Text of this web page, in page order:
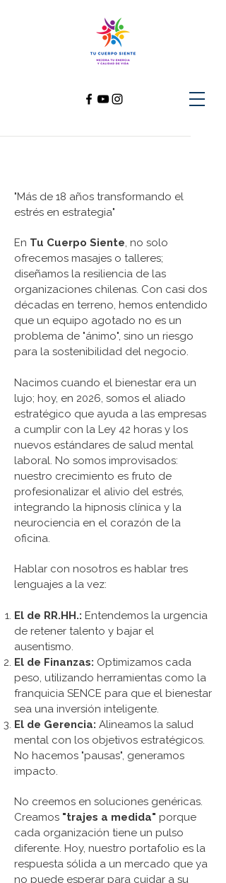
"Más de 18 años transformando el
estrés en estrategia"
En Tu Cuerpo Siente, no solo
ofrecemos masajes o talleres;
diseñamos la resiliencia de las
organizaciones chilenas. Con casi dos
décadas en terreno, hemos entendido
que un equipo agotado no es un
problema de "ánimo", sino un riesgo
para la sostenibilidad del negocio.
Nacimos cuando el bienestar era un
lujo; hoy, en 2026, somos el aliado
estratégico que ayuda a las empresas
a cumplir con la Ley 42 horas y los
nuevos estándares de salud mental
laboral. No somos improvisados:
nuestro crecimiento es fruto de
profesionalizar el alivio del estrés,
integrando la hipnosis clínica y la
neurociencia en el corazón de la
oficina.
Hablar con nosotros es hablar tres
lenguajes a la vez:
El de RR.HH.: Entendemos la urgencia
de retener talento y bajar el
ausentismo.
El de Finanzas: Optimizamos cada
peso, utilizando herramientas como la
franquicia SENCE para que el bienestar
sea una inversión inteligente.
El de Gerencia: Alineamos la salud
mental con los objetivos estratégicos.
No hacemos "pausas", generamos
impacto.
No creemos en soluciones genéricas.
Creamos "trajes a medida" porque
cada organización tiene un pulso
diferente. Hoy, nuestro portafolio es la
respuesta sólida a un mercado que ya
no puede esperar para cuidar a su